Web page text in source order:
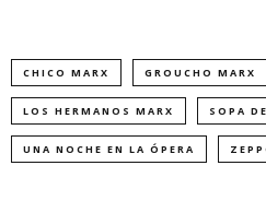
CHICO MARX GROUCHO MARX
LOS HERMANOS MARX SOPA
UNA NOCHE EN LA ÓPERA